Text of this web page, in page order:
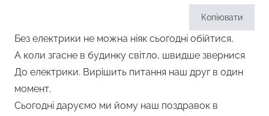
Копіювати
Без електрики не можна ніяк сьогодні обійтися,
А коли згасне в будинку світло, швидше звернися
До електрики. Вирішить питання наш друг в один
момент.
Сьогодні даруємо ми йому наш поздравок в